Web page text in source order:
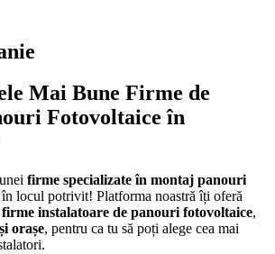
Mai Bune Firme de
Fotovoltaice în
firme specializate în montaj panouri
în locul potrivit! Platforma noastră îți oferă
firme instalatoare de panouri fotovoltaice,
orașe, pentru ca tu să poți alege cea mai